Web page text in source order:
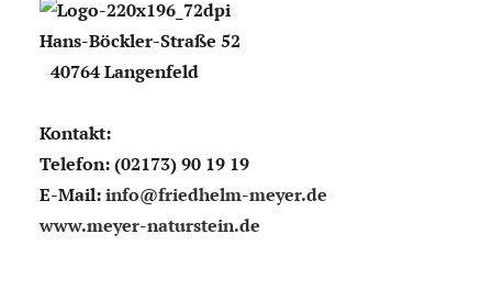
Hans-Böckler-Straße 52
40764 Langenfeld
Kontakt:
Telefon: (02173) 90 19 19
E-Mail:info@friedhelm-meyer.de
www.meyer-naturstein.de